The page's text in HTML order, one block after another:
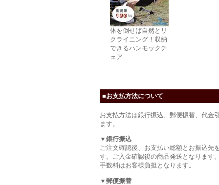
体を倒せば自然とリ
クライニング！収納
できるハンモックチ
ェア
■お支払方法について
お支払方法は銀行振込、郵便振替、代金
ます。
▼銀行振込
ご注文確認後、お支払い総額とお振込先
す。ご入金確認後の商品発送となります
手数料はお客様負担となります。
▼郵便振替